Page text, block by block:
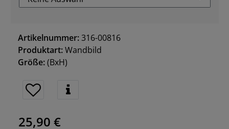
Artikelnummer:316-00816
Produktart:Wandbild
Größe:(BxH)
25,90 €